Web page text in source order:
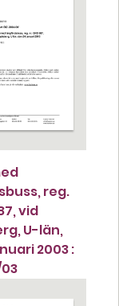
reg.
vid
U-län,
2003 :